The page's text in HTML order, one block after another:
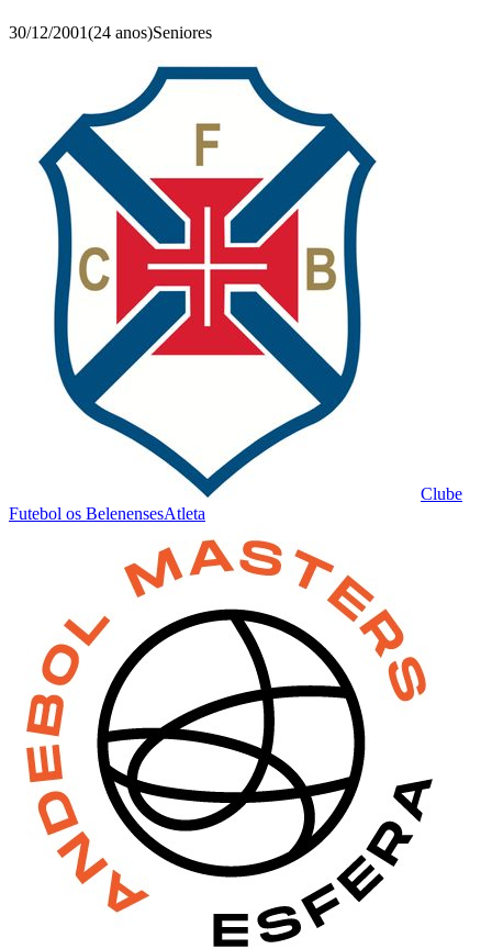
30/12/2001(24 anos)Seniores
Clube
Futebol os BelenensesAtleta